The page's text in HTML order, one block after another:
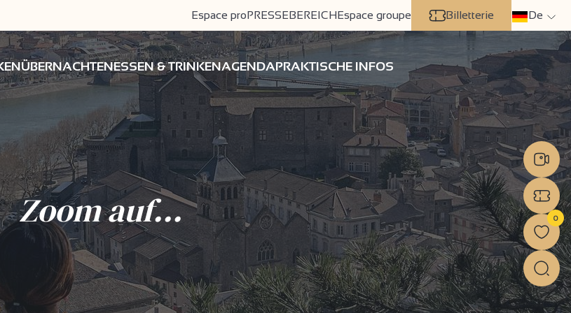
Espace proPRESSEBEREICHEspace groupe Billetterie De
ÜBERNACHTENESSEN & TRINKENAGENDAPRAKTISCHE INFOS
Zoom auf... 0